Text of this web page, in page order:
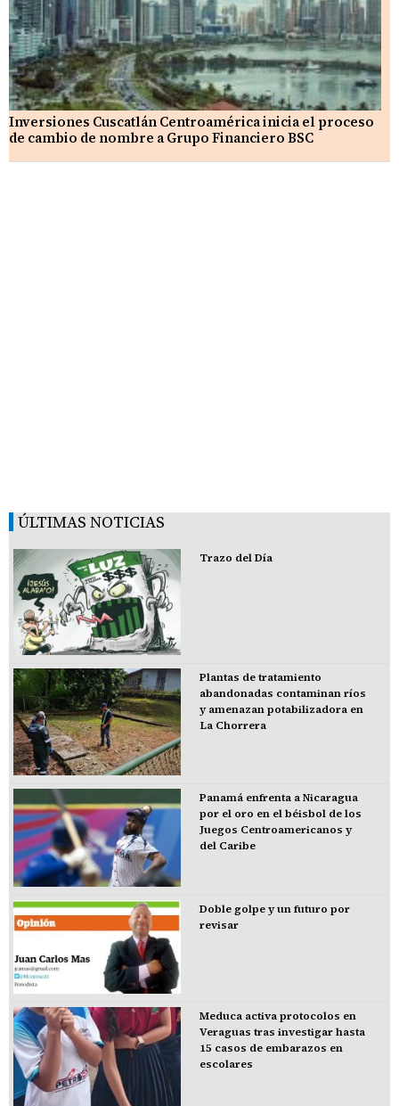
Inversiones Cuscatlán Centroamérica inicia el proceso
de cambio de nombre a Grupo Financiero BSC
ÚLTIMAS NOTICIAS
Trazo del Día
Plantas de tratamiento
abandonadas contaminan ríos
y amenazan potabilizadora en
La Chorrera
Panamá enfrenta a Nicaragua
por el oro en el béisbol de los
Juegos Centroamericanos y
del Caribe
Doble golpe y un futuro por
revisar
Meduca activa protocolos en
Veraguas tras investigar hasta
15 casos de embarazos en
escolares